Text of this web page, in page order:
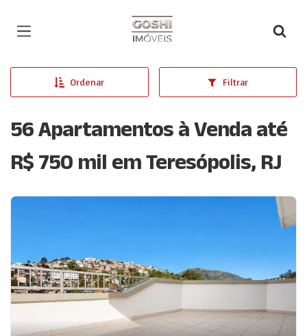
Página inicial
Ordenar Filtrar
56 Apartamentos à Venda até
R$ 750 mil em Teresópolis, RJ